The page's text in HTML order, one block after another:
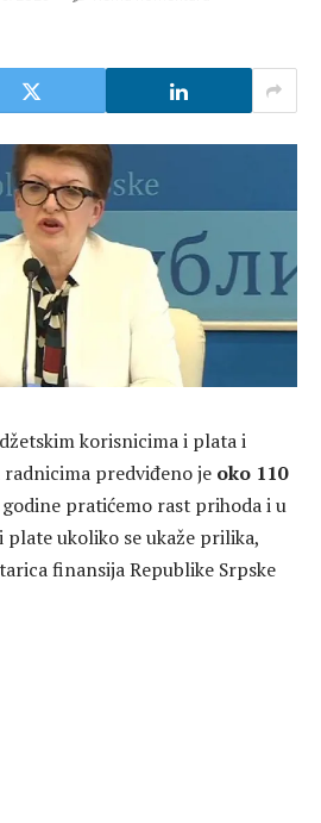
korisnicima i plata i
predviđeno je oko 110
pratićemo rast prihoda i u
ukoliko se ukaže prilika,
finansija Republike Srpske